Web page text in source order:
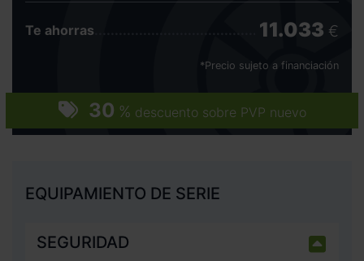
30 % descuento sobre PVP nuevo
Te ahorras 11.033 €
*Precio sujeto a financiación
EQUIPAMIENTO DE SERIE
SEGURIDAD